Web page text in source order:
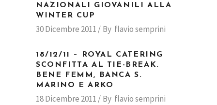
NAZIONALI GIOVANILI ALLA
WINTER CUP
30 Dicembre 2011 By flavio semprini
18/12/11 – ROYAL CATERING
SCONFITTA AL TIE-BREAK.
BENE FEMM, BANCA S.
MARINO E ARKO
18 Dicembre 2011 By flavio semprini